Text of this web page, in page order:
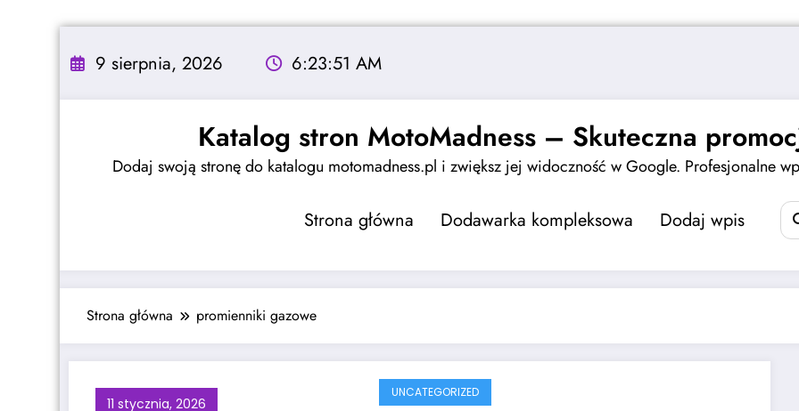
9 sierpnia, 2026 6:23:51 AM
Katalog stron MotoMadness – Skuteczna
Dodaj swoją stronę do katalogu motomadness.pl i zwiększ jej widoczność w Google. Profesjonalne
Strona główna Dodawarka kompleksowa Dodaj wpis
Strona główna promienniki gazowe
11 stycznia, 2026
UNCATEGORIZED